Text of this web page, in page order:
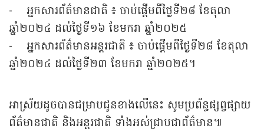
- អ្នកសារព័ត៌មានជាតិ ៖ ចាប់ផ្តើមពីថ្ងៃទី២៨ ខែតុលា
ឆ្នាំ២០២៤ ដល់ថ្ងៃទី១៦ ខែមករា ឆ្នាំ២០២៥
- អ្នកសារព័ត៌មានអន្តរជាតិ ៖ ចាប់ផ្តើមពីថ្ងៃទី២៨ ខែតុលា
ឆ្នាំ២០២៤ ដល់ថ្ងៃទី២៣ ខែមករា ឆ្នាំ២០២៥។
អាស្រ័យដូចបានជម្រាបជូនខាងលើនេះ សូមប្រព័ន្ធផ្សព្វផ្សាយ
ព័ត៌មានជាតិ និងអន្តរជាតិ ទាំងអស់ជ្រាបជាព័ត៌មាន៕